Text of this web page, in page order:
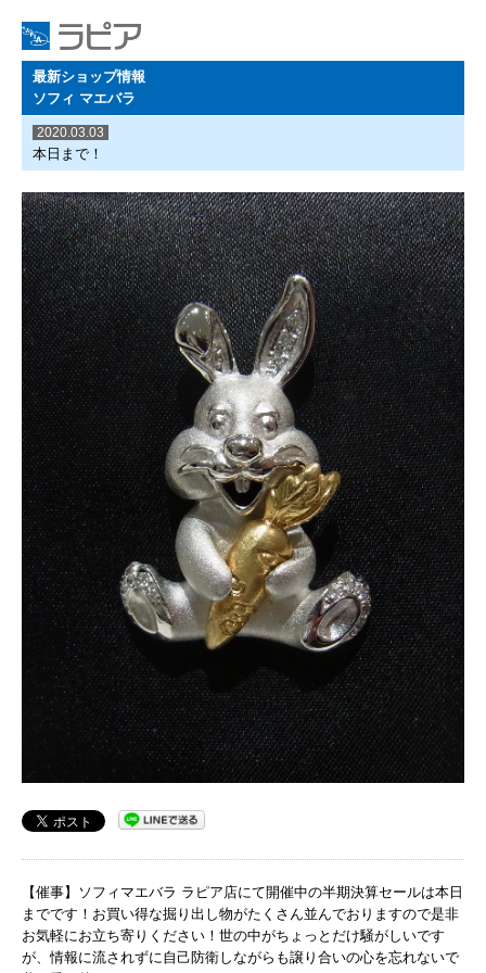
最新ショップ情報
ソフィ マエバラ
2020.03.03
本日まで！
【催事】ソフィマエバラ ラピア店にて開催中の半期決算セールは本日
までです！お買い得な掘り出し物がたくさん並んでおりますので是非
お気軽にお立ち寄りください！世の中がちょっとだけ騒がしいです
が、情報に流されずに自己防衛しながらも譲り合いの心を忘れないで